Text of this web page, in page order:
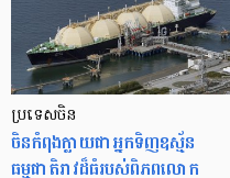
ប្រទេសចិន
ចិនកំពុងក្លាយជាអ្នកទិញឧស្ម័ន
ធម្មជាតិរាវដ៏ធំរបស់ពិភពលោក